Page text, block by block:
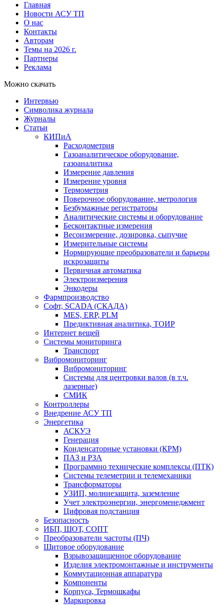
Главная
Новости АСУ ТП
О нас
Контакты
Авторам
Темы на 2026 г.
Партнеры
Реклама
Можно скачать
Интервью
Символика журнала
Журналы
Статьи
КИПиА
Расходометрия
Газоаналитическое оборудование,
газоаналитика
Измерение давления
Измерение уровня
Термометрия
Поверочное оборудование, метрология
Безбумажные регистраторы
Аналитические системы и оборудование
Бесконтактные измерения
Весоизмерение, дозировка, сыпучие
Измерительные системы
Нормирующие преобразователи и барьеры
искрозащиты
Первичная автоматика
Электроизмерения
Энкодеры
Фармпроизводство
Софт, SCADA (СКАДА)
MES, ERP, PLM
Предиктивная аналитика, ТОИР
Интернет вещей
Системы мониторинга
Транспорт
Вибромониторинг
Вибромониторинг
Системы для центровки валов (в т.ч.
лазерные)
СМИК
Контроллеры
Внедрение АСУ ТП
Энергетика
АСКУЭ
Генерация
Конденсаторные установки (КРМ)
ПАЗ и РЗА
Программно технические комплексы (ПТК)
Системы телеметрии и телемеханики
Трансформаторы
УЗИП, молниезащита, заземление
Учет электроэнергии, энергоменеджмент
Цифровая подстанция
Безопасность
ИБП, ШОТ, СОПТ
Преобразователи частоты (ПЧ)
Щитовое оборудование
Взрывозащищенное оборудование
Изделия электромонтажные и инструменты
Коммутационная аппаратура
Компоненты
Корпуса, Термошкафы
Маркировка